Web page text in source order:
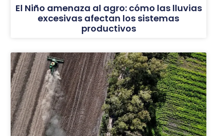
El Niño amenaza al agro: cómo las lluvias
excesivas afectan los sistemas
productivos